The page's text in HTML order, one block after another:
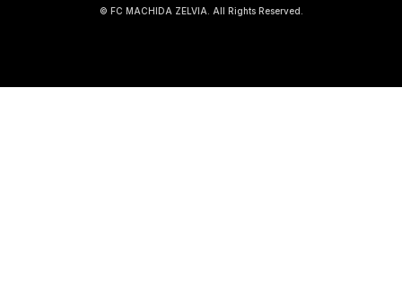
© FC MACHIDA ZELVIA. All Rights Reserved.